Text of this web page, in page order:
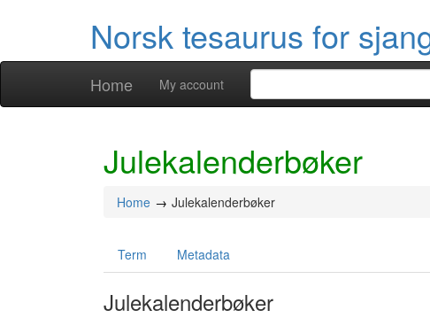
Norsk tesaurus for
Home My account
Julekalenderbøker
Home Julekalenderbøker
Term Metadata
Julekalenderbøker